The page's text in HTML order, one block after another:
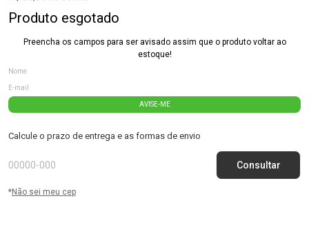
Produto esgotado
Preencha os campos para ser avisado assim que o produto voltar ao
estoque!
AVISE-ME
Calcule o prazo de entrega e as formas de envio
*Não sei meu cep